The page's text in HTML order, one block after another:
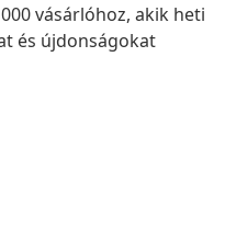
vásárlóhoz, akik heti
és újdonságokat